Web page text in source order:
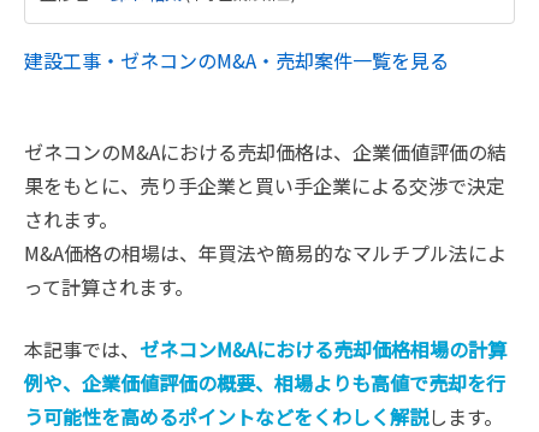
建設工事・ゼネコンのM&A・売却案件一覧を見る
ゼネコンのM&Aにおける売却価格は、企業価値評価の結
果をもとに、売り手企業と買い手企業による交渉で決定
されます。
M&A価格の相場は、年買法や簡易的なマルチプル法によ
って計算されます。
本記事では、 ゼネコンM&Aにおける売却価格相場の計算
例や、企業価値評価の概要、相場よりも高値で売却を行
う可能性を高めるポイントなどをくわしく解説します。